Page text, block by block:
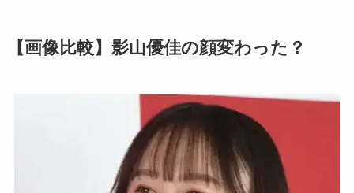
【画像比較】影山優佳の顔変わった？